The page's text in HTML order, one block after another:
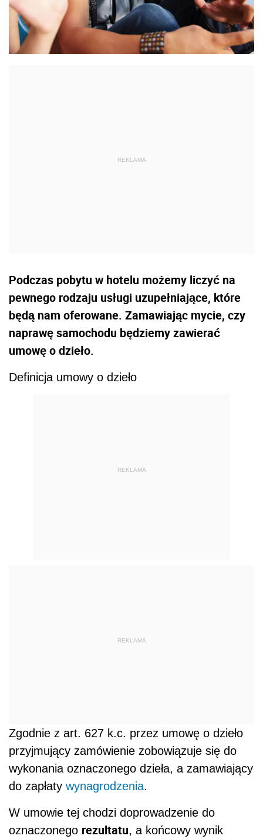
Podczas pobytu w hotelu możemy liczyć na
pewnego rodzaju usługi uzupełniające, które
będą nam oferowane. Zamawiając mycie, czy
naprawę samochodu będziemy zawierać
umowę o dzieło.
Definicja umowy o dzieło
REKLAMA
REKLAMA
Zgodnie z art. 627 k.c. przez umowę o dzieło
przyjmujący zamówienie zobowiązuje się do
wykonania oznaczonego dzieła, a zamawiający
do zapłaty wynagrodzenia.
W umowie tej chodzi doprowadzenie do
oznaczonego rezultatu, a końcowy wynik